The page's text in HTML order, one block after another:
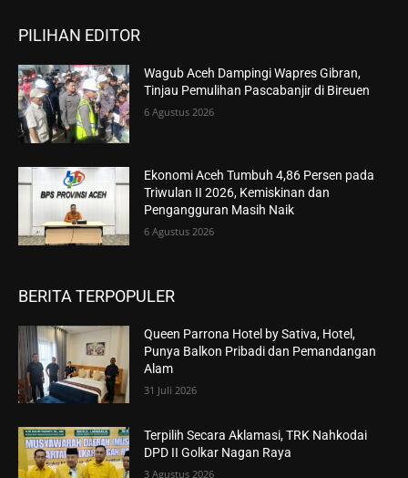
PILIHAN EDITOR
Wagub Aceh Dampingi Wapres Gibran,
Tinjau Pemulihan Pascabanjir di Bireuen
6 Agustus 2026
Ekonomi Aceh Tumbuh 4,86 Persen pada
Triwulan II 2026, Kemiskinan dan
Pengangguran Masih Naik
6 Agustus 2026
BERITA TERPOPULER
Queen Parrona Hotel by Sativa, Hotel,
Punya Balkon Pribadi dan Pemandangan
Alam
31 Juli 2026
Terpilih Secara Aklamasi, TRK Nahkodai
DPD II Golkar Nagan Raya
3 Agustus 2026